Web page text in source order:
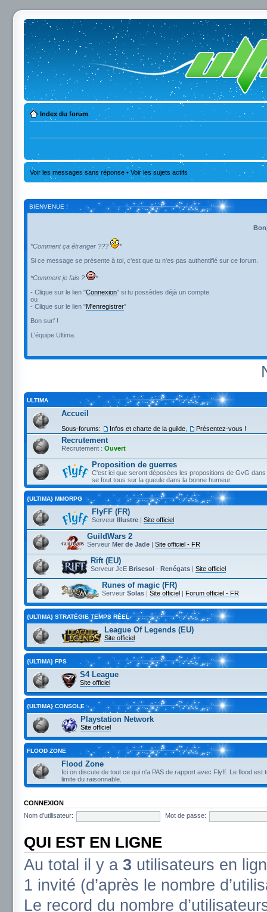
Index du forum
Voir les messages sans réponse • Voir les sujets actifs
BIENVENUE !
*Comment ça étranger ???
*
Si ce message se présente à toi, c'est que tu n'es pas authentifié sur ce forum.
*Comment je fais ?
*
- Clique sur le lien "Connexion" si tu possèdes déjà un compte.
ou
- Clique sur le lien "M'enregistrer"
Bon surf !
L'équipe Ultima.
ULTIMA
Accueil
Sous-forums: Infos et charte de la guilde Présentez-vous !
Recrutement
Recrutement : Ouvert
Proposition de guerres
C'est ici que seront déposées les propositions de GvG dans
se fout tous sur la gueule dans la bonne humeur.
{ULTIMA} MMORPG
FlyFF (FR)
Serveur Illustre | Site officiel
GuildWars 2
Serveur Mer de Jade | Site officiel - FR
Rift (EU)
Serveur JcE Brisesol - Renégats | Site officiel
Runes of magic (FR)
Serveur Solas | Site officiel | Forum officiel - FR
{ULTIMA} STRATÉGIE TEMPS RÉEL
League Of Legends (EU)
Site officiel
{ULTIMA} FPS
S4 League
Site officiel
{ULTIMA} CONSOLE
Playstation Network
Site officiel
FLOOD ZONE
Flood Zone
Ici on discute de tout ce qui n'a PAS de rapport avec Flyff. Le flood est
limite du raisonnable.
CONNEXION
Nom d’utilisateur:
Mot de passe:
QUI EST EN LIGNE
Au total il y a 3 utilisateurs en
1 invité (d’après le nombre
Le record du nombre